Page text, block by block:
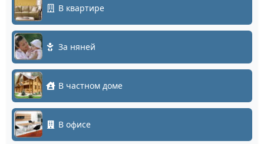
В квартире
За няней
В частном доме
В офисе